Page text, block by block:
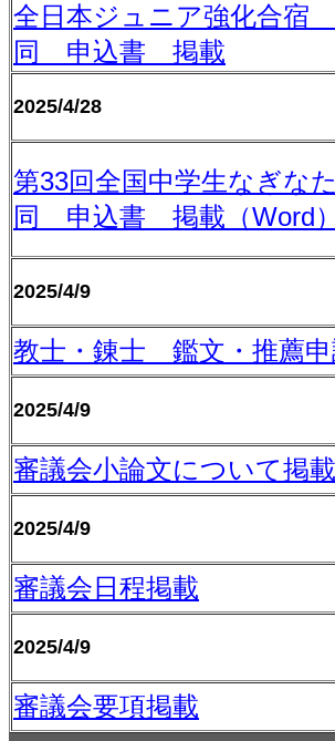
全日本ジュニア強化合
同 申込書 掲載
2025/4/28
第33回全国中学生なぎな
同 申込書 掲載（Word）
2025/4/9
教士・錬士 鑑文・推薦申
2025/4/9
審議会小論文について掲載
2025/4/9
審議会日程掲載
2025/4/9
審議会要項掲載